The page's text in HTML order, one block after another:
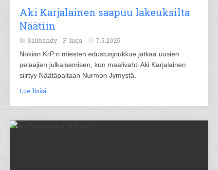
Aki Karjalainen saapuu lakeuksilta
Näätiin
Salibandy - F-liiga 7.5.2025
Nokian KrP:n miesten edustusjoukkue jatkaa uusien
pelaajien julkaisemisen, kun maalivahti Aki Karjalainen
siirtyy Näätäpaitaan Nurmon Jymystä.
Lue lisää